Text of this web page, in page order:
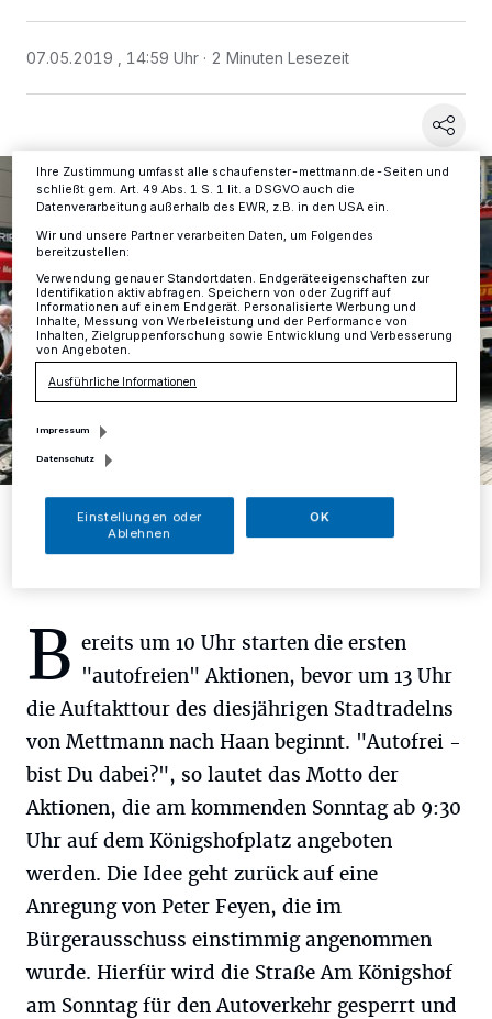
07.05.2019 , 14:59 Uhr 2 Minuten Lesezeit
Foto: Stadt Mettmann
B ereits um 10 Uhr starten die ersten
"autofreien" Aktionen, bevor um 13 Uhr
die Auftakttour des diesjährigen Stadtradelns
von Mettmann nach Haan beginnt. "Autofrei -
bist Du dabei?", so lautet das Motto der
Aktionen, die am kommenden Sonntag ab 9:30
Uhr auf dem Königshofplatz angeboten
werden. Die Idee geht zurück auf eine
Anregung von Peter Feyen, die im
Bürgerausschuss einstimmig angenommen
wurde. Hierfür wird die Straße Am Königshof
am Sonntag für den Autoverkehr gesperrt und
verarbeiten Daten, um Ihnen Dienste bereitzustellen“ aufgeführten
Anzeigen möglicherweise nicht mehr so relevant für Sie. Sie können
ändern oder Ihre Einwilligung zu widerrufen, indem Sie auf den Link
Ihre Zustimmung umfasst alle schaufenster-mettmann.de-Seiten und
schließt gem. Art. 49 Abs. 1 S. 1 lit. a DSGVO auch die
Datenverarbeitung außerhalb des EWR, z.B. in den USA ein.
Wir und unsere Partner verarbeiten Daten, um Folgendes
bereitzustellen:
Verwendung genauer Standortdaten. Endgeräteeigenschaften zur
Identifikation aktiv abfragen. Speichern von oder Zugriff auf
Informationen auf einem Endgerät. Personalisierte Werbung und
Inhalte, Messung von Werbeleistung und der Performance von
Inhalten, Zielgruppenforschung sowie Entwicklung und Verbesserung
von Angeboten.
Ausführliche Informationen
Impressum
Datenschutz
Einstellungen oder
Ablehnen
OK